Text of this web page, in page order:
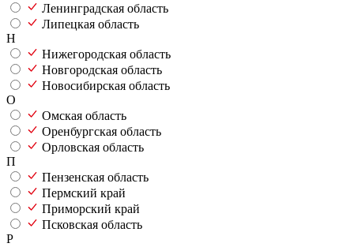
Ленинградская область
Липецкая область
Н
Нижегородская область
Новгородская область
Новосибирская область
О
Омская область
Оренбургская область
Орловская область
П
Пензенская область
Пермский край
Приморский край
Псковская область
Р